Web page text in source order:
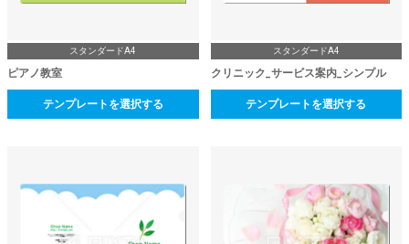
スタンダードA4
ピアノ教室
テンプレートを選択する
スタンダードA4
クリニック_サービス案内_シンプル
テンプレートを選択する